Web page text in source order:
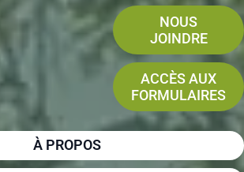
NOUS
JOINDRE
ACCÈS AUX
FORMULAIRES
À PROPOS